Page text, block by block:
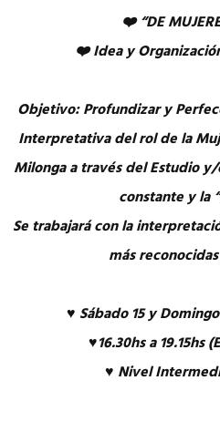
❤️ “DE
❤️ Idea y
Objetivo: Profundizar y
Interpretativa del rol de la
Milonga a través del Estudio
constante y la
Se trabajará con la
más
♥ Sábado 15 y
♥16.30hs a 19.15hs
♥ Nivel